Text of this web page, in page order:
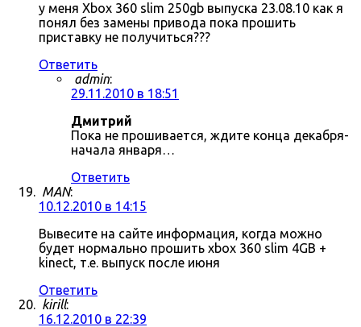
у меня Xbox 360 slim 250gb выпуска 23.08.10 как я
понял без замены привода пока прошить
приставку не получиться???
Ответить
admin:
29.11.2010 в 18:51
Дмитрий
Пока не прошивается, ждите конца декабря-
начала января…
Ответить
MAN:
10.12.2010 в 14:15
Вывесите на сайте информация, когда можно
будет нормально прошить xbox 360 slim 4GB +
kinect, т.е. выпуск после июня
Ответить
kirill:
16.12.2010 в 22:39